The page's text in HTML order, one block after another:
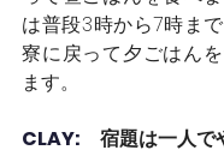
は普段3時から7時ま
寮に戻って夕ごはん
ます。
CLAY: 宿題は一人で